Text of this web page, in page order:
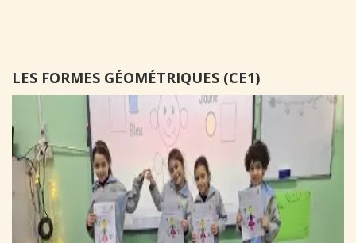
LES FORMES GÉOMÉTRIQUES (CE1)